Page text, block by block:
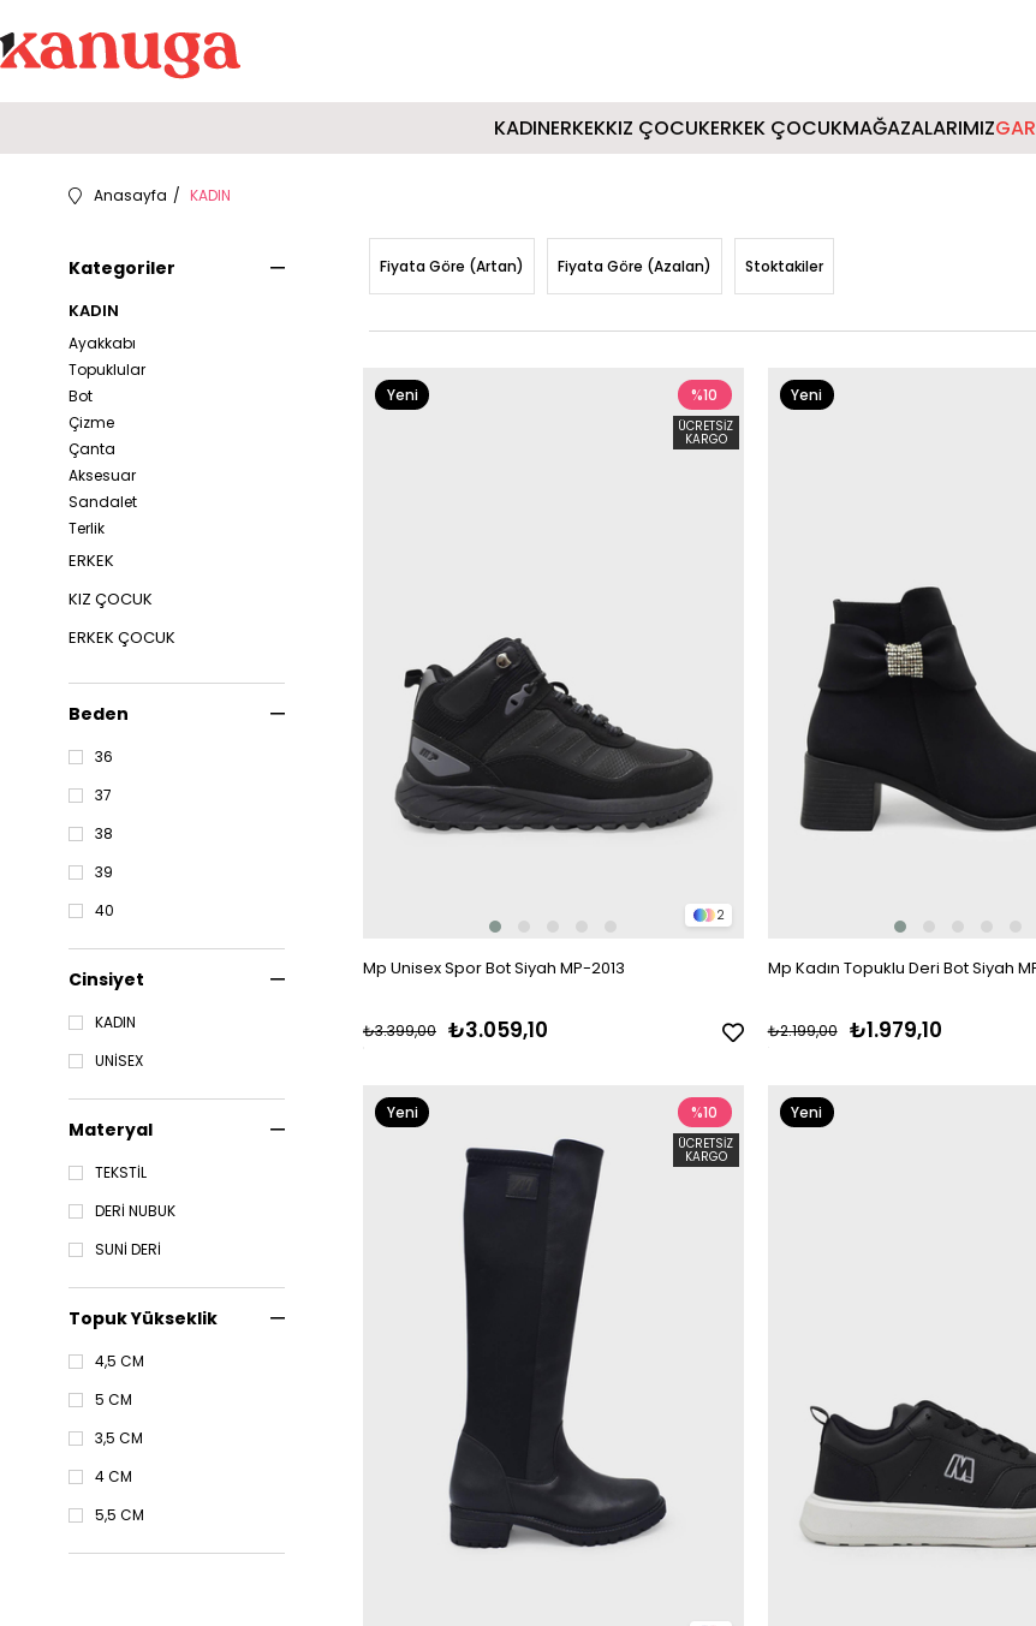
KADINERKEKKIZ ÇOCUKERKEK ÇOCUKMAĞAZALARIMIZ
Anasayfa KADIN
Kategoriler
KADIN
Ayakkabı
Topuklular
Bot
Çizme
Çanta
Aksesuar
Sandalet
Terlik
ERKEK
KIZ ÇOCUK
ERKEK ÇOCUK
BAKIM ÜRÜNLERİ
Beden
36
37
38
39
40
Cinsiyet
KADIN
UNİSEX
Materyal
TEKSTİL
DERİ NUBUK
SUNİ DERİ
Topuk Yükseklik
4,5 CM
5 CM
3,5 CM
4 CM
5,5 CM
Fiyata Göre (Artan) Fiyata Göre (Azalan) Stoktakiler
2
Mp Unisex Spor Bot Siyah MP-2013
₺3.059,10
₺3.399,00
%10
ÜCRETSIZ
KARGO
Yeni
Mp Kadın Topuklu Deri Bot Siyah
₺1.979,10
₺2.199,00
Yeni
%10
ÜCRETSIZ
KARGO
Yeni
Yeni